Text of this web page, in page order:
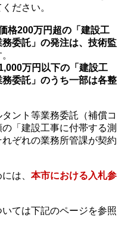
ださい。
格200万円超の「建設工
委託」の発注は、技術監
万円以下の「建設工
委託」のうち一部は各整
ント等業務委託（補償コ
「建設工事に付帯する測
ぞれの業務所管課が契約
は、 本市における入札参
ては下記のページを参照